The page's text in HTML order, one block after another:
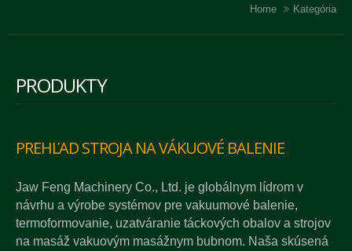
Home Kategória
PRODUKTY
PREHĽAD STROJA NA VÁKUOVÉ BALENIE
Jaw Feng Machinery Co., Ltd. je globálnym lídrom v
návrhu a výrobe systémov pre vakuumové balenie,
termoformovanie, uzatváranie táckových obalov a strojov
na masáž vakuovým masážnym bubnom. Naša skúsená